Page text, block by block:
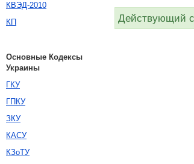
Действующий
КВЭД-2010
КП
Основные Кодексы
Украины
ГКУ
ГПКУ
ЗКУ
КАСУ
КЗоТУ